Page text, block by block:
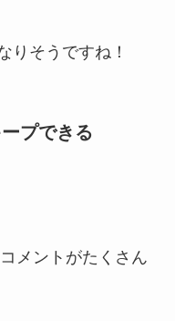
りそうですね！
プできる
メントがたくさん